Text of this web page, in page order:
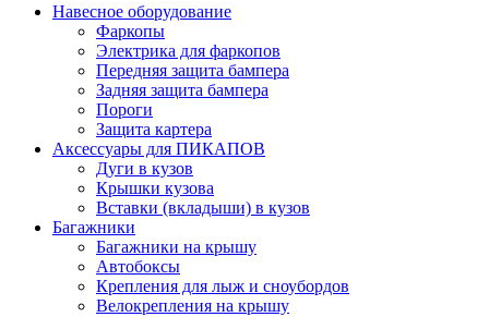
Навесное оборудование
Фаркопы
Электрика для фаркопов
Передняя защита бампера
Задняя защита бампера
Пороги
Защита картера
Аксессуары для ПИКАПОВ
Дуги в кузов
Крышки кузова
Вставки (вкладыши) в кузов
Багажники
Багажники на крышу
Автобоксы
Крепления для лыж и сноубордов
Велокрепления на крышу